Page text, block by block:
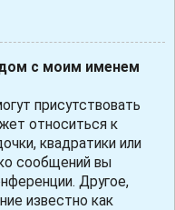
с моим именем
присутствовать
относиться к
квадратики или
сообщений вы
Другое,
известно как